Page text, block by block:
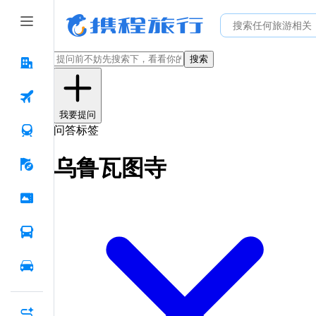
搜索
我要提问
问答标签
乌鲁瓦图寺